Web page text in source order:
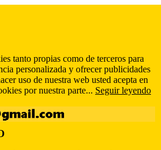
tanto propias como de terceros para
personalizada y ofrecer publicidades
uso de nuestra web usted acepta en
por nuestra parte... Seguir leyendo